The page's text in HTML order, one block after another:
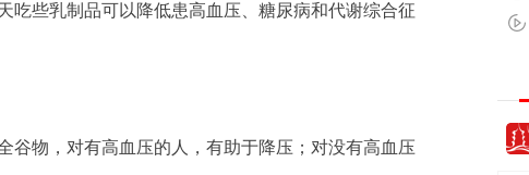
吃些乳制品可以降低患高血压、糖尿病和代谢综合征
谷物，对有高血压的人，有助于降压；对没有高血压